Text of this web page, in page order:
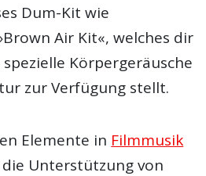
Dum-Kit wie
Air Kit«, welches dir
Körpergeräusche
zur Verfügung stellt.
Elemente in Filmmusik
Unterstützung von